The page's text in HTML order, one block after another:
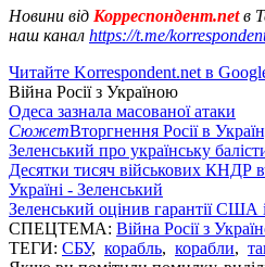
Новини від Корреспондент.netв
наш канал https://t.me/
Читайте Korrespondent.net в
Війна Росії з Україною
Одеса зазнала масованої атаки
СюжетВторгнення Росії в
Зеленський про українську
Десятки тисяч військових КНДР
Україні - Зеленський
Зеленський оцінив гарантії США
СПЕЦТЕМА: Війна Росії з
ТЕГИ: СБУ, корабль, корабли,